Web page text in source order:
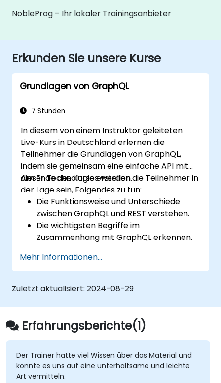
NobleProg – Ihr lokaler Trainingsanbieter
Erkunden Sie unsere Kurse
Grundlagen von GraphQL
7 Stunden
In diesem von einem Instruktor geleiteten
Live-Kurs in Deutschland erlernen die
Teilnehmer die Grundlagen von GraphQL,
indem sie gemeinsam eine einfache API mit
dieser Technologie erstellen.
Am Ende des Kurses werden die Teilnehmer in
der Lage sein, Folgendes zu tun:
Die Funktionsweise und Unterschiede
zwischen GraphQL und REST verstehen.
Die wichtigsten Begriffe im
Zusammenhang mit GraphQL erkennen.
einzurichten.
Eine GraphQL-API zu erstellen und
weiterzuentwickeln.
Mehr Informationen...
Zuletzt aktualisiert: 2024-08-29
Erfahrungsberichte(1)
Der Trainer hatte viel Wissen über das Material und
konnte es uns auf eine unterhaltsame und leichte
Art vermitteln.